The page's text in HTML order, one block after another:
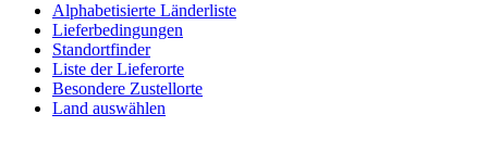
Alphabetisierte Länderliste
Lieferbedingungen
Standortfinder
Liste der Lieferorte
Besondere Zustellorte
Land auswählen